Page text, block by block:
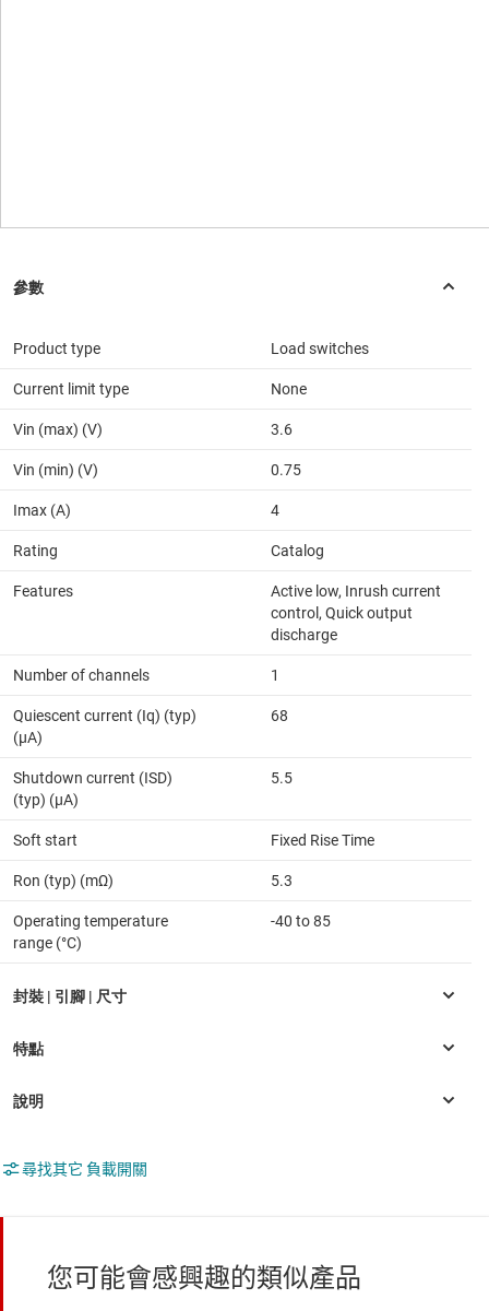
Product type Load switches
Current limit type None
Vin (max) (V) 3.6
Vin (min) (V) 0.75
Imax (A) 4
Rating Catalog
Features
Active low, Inrush current
control, Quick output
discharge
Number of channels 1
Quiescent current (Iq) (typ)
(µA)
68
Shutdown current (ISD)
(typ) (µA)
5.5
Soft start Fixed Rise Time
Ron (typ) (mΩ) 5.3
Operating temperature
range (°C)
-40 to 85
尋找其它 負載開關
您可能會感興趣的類似產品